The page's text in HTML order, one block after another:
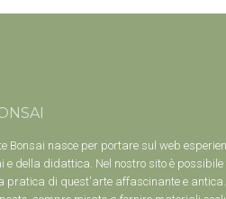
Bonsai nasce per portare sul web
e della didattica. Nel nostro sito è
pratica di quest'arte affascinante e